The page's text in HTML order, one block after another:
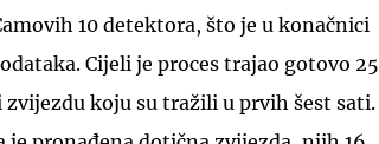
10 detektora, što je u konačnici
Cijeli je proces trajao gotovo 25
koju su tražili u prvih šest sati.